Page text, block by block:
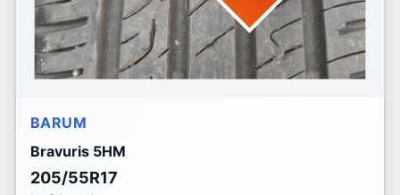
BARUM
Bravuris 5HM
205/55R17